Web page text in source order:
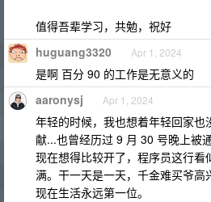
值得吾辈学习，共勉，祝好
huguang3320 Apr 1, 2024
是啊 百分 90 的工作是无意义的
aaronysj Apr 1, 2024
年轻的时候，我也想着年轻回家
献...也曾经历过 9 月 30 号晚上被
现在想得比较开了，程序员这行
满。干一天是一天，千金难买爷高
现在生活永远第一位。